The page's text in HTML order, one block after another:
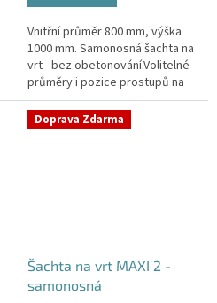
hvězdiček.
Vnitřní průměr 800 mm, výška
1000 mm. Samonosná šachta na
vrt - bez obetonování.Volitelné
průměry i pozice prostupů na
pažení vrtu, hadice i elektřinu -
požadované průměry...
Doprava Zdarma
Šachta na vrt MAXI 2 -
samonosná